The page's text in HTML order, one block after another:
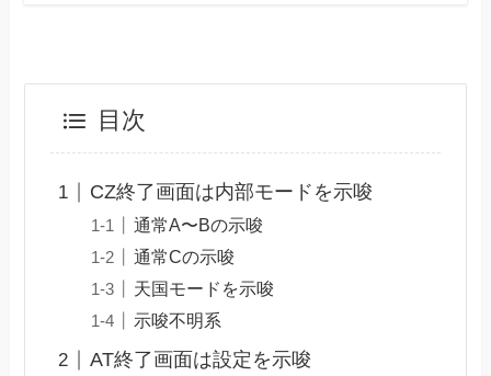
目次
CZ終了画面は内部モードを示唆
通常A〜Bの示唆
通常Cの示唆
天国モードを示唆
示唆不明系
AT終了画面は設定を示唆